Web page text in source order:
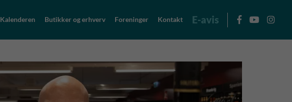
Kalenderen Butikker og erhverv Foreninger Kontakt E-avis